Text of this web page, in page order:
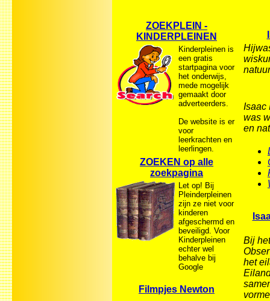
ZOEKPLEIN -
KINDERPLEINEN
Kinderpleinen is
een gratis
startpagina voor
het onderwijs,
mede mogelijk
gemaakt door
adverteerders.
De website is er
voor
leerkrachten en
leerlingen.
ZOEKEN op alle
zoekpagina
Let op! Bij
Pleinderpleinen
zijn ze niet voor
kinderen
afgeschermd en
beveiligd. Voor
Kinderpleinen
echter wel
behalve bij
Google
Filmpjes Newton
Isaac
was
en
Bij
het